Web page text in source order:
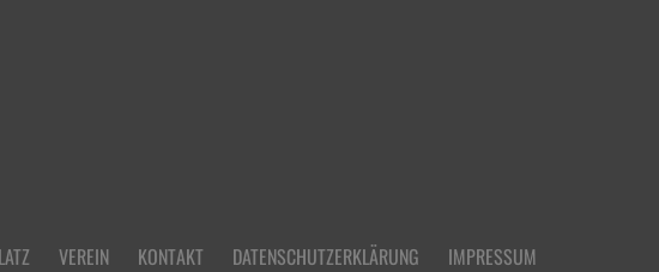
VEREIN KONTAKT DATENSCHUTZERKLÄRUNG IMPRESSUM